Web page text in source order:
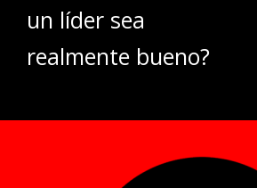
un líder sea
realmente bueno?